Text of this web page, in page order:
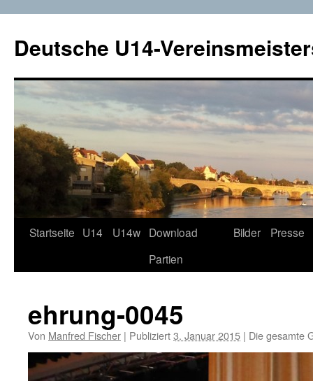
Deutsche U14-
Zum
Startseite U14 U14w Download
Partien
Bilder Presse
ehrung-0045
Von Manfred Fischer | Publiziert3. Januar 2015 | Die gesamte